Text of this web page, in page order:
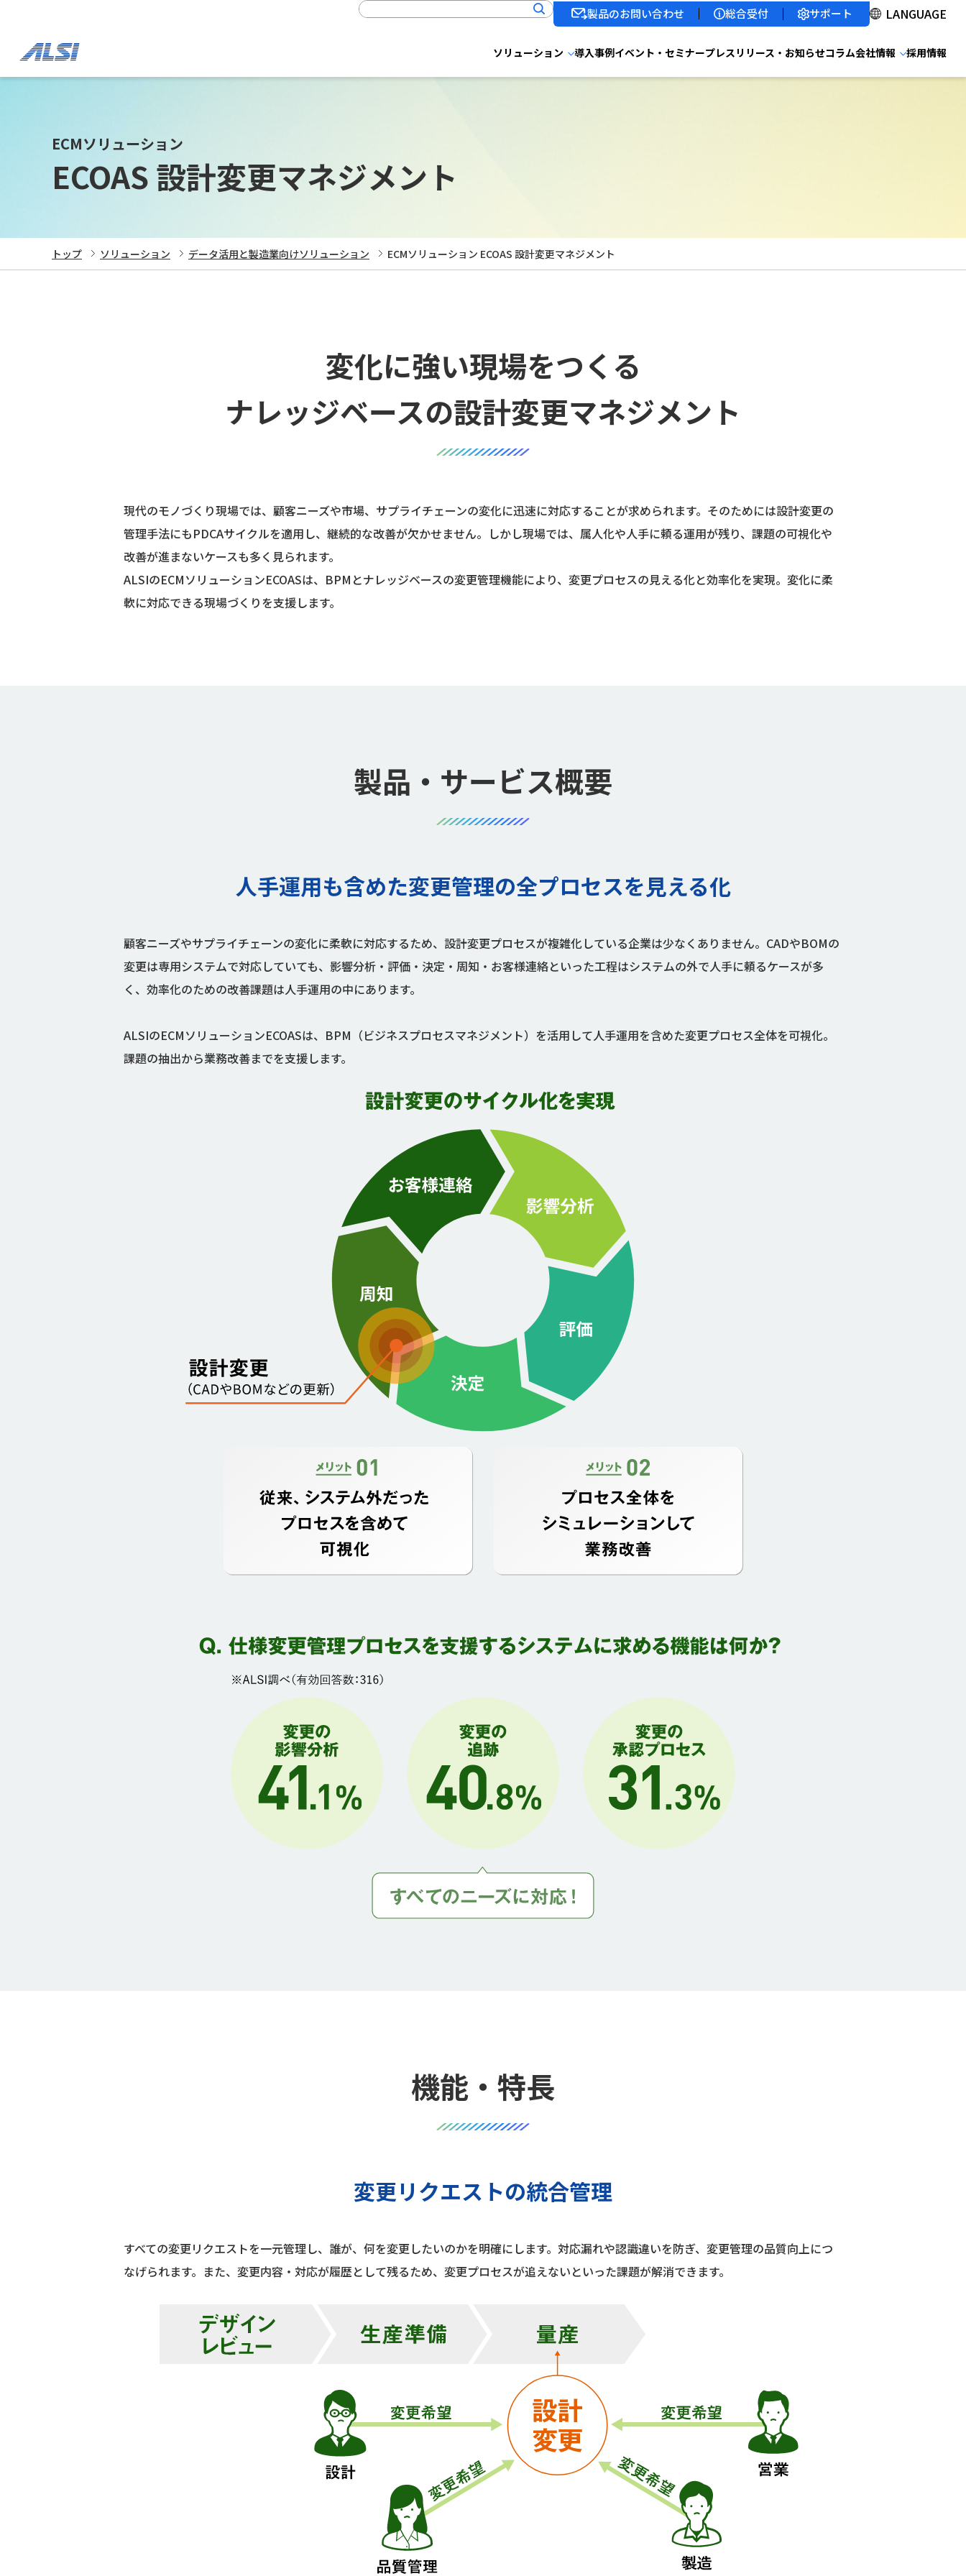
製品のお問い合わせ 総合受付 サポート
ソリューション 導入事例イベント・セミナープレスリリース・お知らせコラム会社情報 採用情報
ECMソリューション
ECOAS 設計変更マネジメント
トップ ソリューション データ活用と製造業向けソリューション ECMソリューション ECOAS 設計変更マネジメント
変化に強い現場をつくる
ナレッジベースの設計変更マネジメント
現代のモノづくり現場では、顧客ニーズや市場、サプライチェーンの変化に迅速に対応することが求められます。そのためには設計変更の
管理手法にもPDCAサイクルを適用し、継続的な改善が欠かせません。しかし現場では、属人化や人手に頼る運用が残り、課題の可視化や
改善が進まないケースも多く見られます。
ALSIのECMソリューションECOASは、BPMとナレッジベースの変更管理機能により、変更プロセスの見える化と効率化を実現。変化に柔
軟に対応できる現場づくりを支援します。
製品・サービス概要
人手運用も含めた変更管理の全プロセスを見える化
顧客ニーズやサプライチェーンの変化に柔軟に対応するため、設計変更プロセスが複雑化している企業は少なくありません。CADやBOMの
変更は専用システムで対応していても、影響分析・評価・決定・周知・お客様連絡といった工程はシステムの外で人手に頼るケースが多
く、効率化のための改善課題は人手運用の中にあります。
ALSIのECMソリューションECOASは、BPM（ビジネスプロセスマネジメント）を活用して人手運用を含めた変更プロセス全体を可視化。
課題の抽出から業務改善までを支援します。
機能・特長
変更リクエストの統合管理
すべての変更リクエストを一元管理し、誰が、何を変更したいのかを明確にします。対応漏れや認識違いを防ぎ、変更管理の品質向上につ
なげられます。また、変更内容・対応が履歴として残るため、変更プロセスが追えないといった課題が解消できます。